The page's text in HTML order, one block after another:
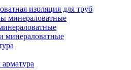
изоляция для труб
минераловатные
минераловатные